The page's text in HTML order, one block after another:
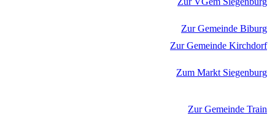
Zur Gemeinde Biburg
Zur Gemeinde Kirchdorf
Zum Markt Siegenburg
Zur Gemeinde Train